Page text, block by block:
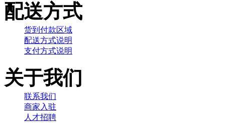
配送方式
货到付款区域
配送方式说明
支付方式说明
关于我们
联系我们
商家入驻
人才招聘